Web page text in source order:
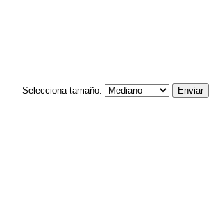
Selecciona tamaño: